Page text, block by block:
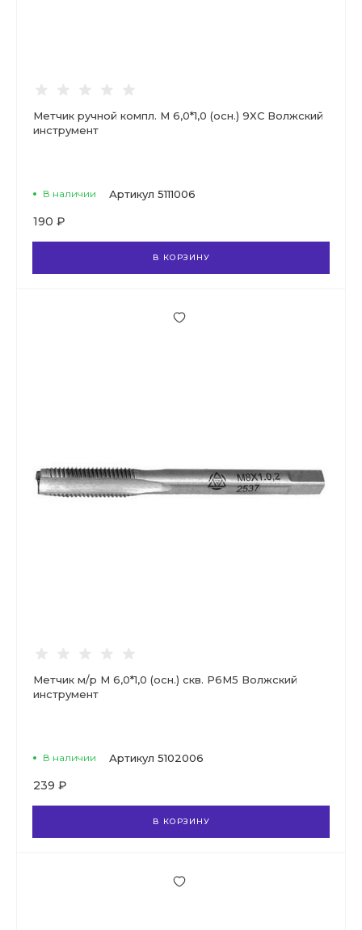
Метчик ручной компл. М 6,0*1,0 (осн.) 9ХС Волжский
инструмент
В наличии Артикул 5111006
190 ₽
В КОРЗИНУ
Метчик м/р М 6,0*1,0 (осн.) скв. Р6М5 Волжский
инструмент
В наличии Артикул 5102006
239 ₽
В КОРЗИНУ